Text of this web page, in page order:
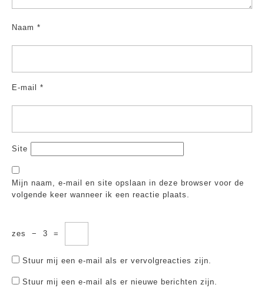
Naam *
E-mail *
Site
Mijn naam, e-mail en site opslaan in deze browser voor de
volgende keer wanneer ik een reactie plaats.
zes − 3 =
Stuur mij een e-mail als er vervolgreacties zijn.
Stuur mij een e-mail als er nieuwe berichten zijn.